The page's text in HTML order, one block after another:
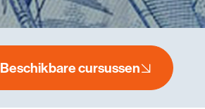
Beschikbare cursussen